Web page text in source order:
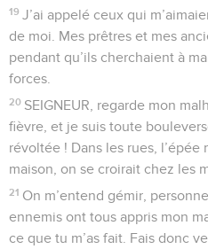
19 J’ai appelé ceux qui
de moi. Mes prêtres et mes
pendant qu’ils cherchaient à
forces.
20 SEIGNEUR, regarde mon
fièvre, et je suis toute
révoltée ! Dans les rues, l’épée
maison, on se croirait chez les
21 On m’entend gémir,
ennemis ont tous appris mon
ce que tu m’as fait. Fais donc